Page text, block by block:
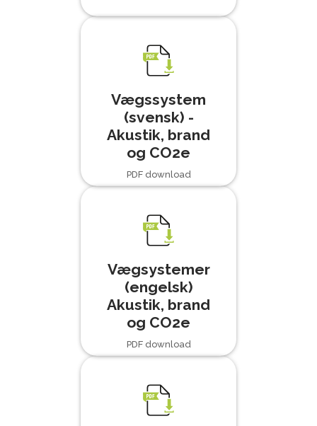
Vægssystem
(svensk) -
Akustik, brand
og CO2e
PDF download
Vægsystemer
(engelsk)
Akustik, brand
og CO2e
PDF download